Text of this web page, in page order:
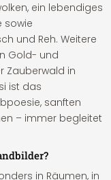
ein lebendiges
sowie
und Reh. Weitere
Gold- und
Zauberwald in
ist das
sanften
– immer begleitet
in Räumen, in